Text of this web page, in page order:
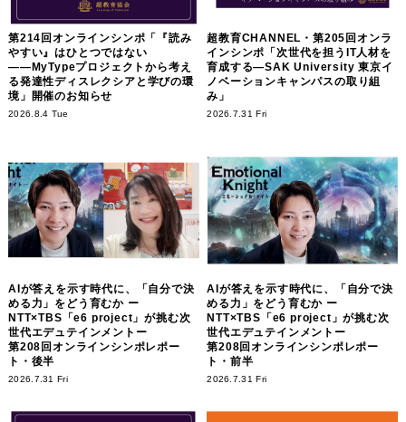
第214回オンラインシンポ「『読み
やすい』はひとつではない
――MyTypeプロジェクトから考え
る発達性ディスレクシアと学びの環
境」開催のお知らせ
2026.8.4 Tue
超教育CHANNEL・第205回オンラ
インシンポ「次世代を担うIT人材を
育成する―SAK University 東京イ
ノベーションキャンパスの取り組
み」
2026.7.31 Fri
AIが答えを示す時代に、「自分で決
める力」をどう育むか ー
NTT×TBS「e6 project」が挑む次
世代エデュテインメントー
第208回オンラインシンポレポー
ト・後半
2026.7.31 Fri
AIが答えを示す時代に、「自分で決
める力」をどう育むか ー
NTT×TBS「e6 project」が挑む次
世代エデュテインメントー
第208回オンラインシンポレポー
ト・前半
2026.7.31 Fri